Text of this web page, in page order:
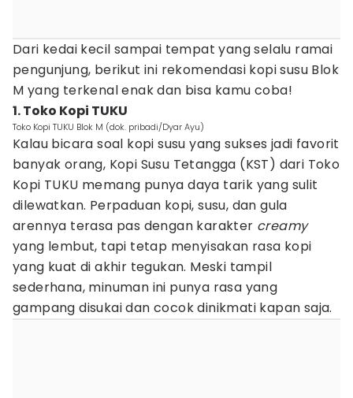
Dari kedai kecil sampai tempat yang selalu ramai
pengunjung, berikut ini rekomendasi kopi susu Blok
M yang terkenal enak dan bisa kamu coba!
1. Toko Kopi TUKU
Toko Kopi TUKU Blok M (dok. pribadi/Dyar Ayu)
Kalau bicara soal kopi susu yang sukses jadi favorit
banyak orang, Kopi Susu Tetangga (KST) dari Toko
Kopi TUKU memang punya daya tarik yang sulit
dilewatkan. Perpaduan kopi, susu, dan gula
arennya terasa pas dengan karakter creamy
yang lembut, tapi tetap menyisakan rasa kopi
yang kuat di akhir tegukan. Meski tampil
sederhana, minuman ini punya rasa yang
gampang disukai dan cocok dinikmati kapan saja.